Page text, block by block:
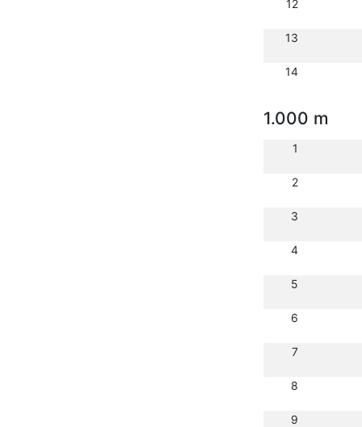
12
13
14
1.000 m
1
2
3
4
5
6
7
8
9